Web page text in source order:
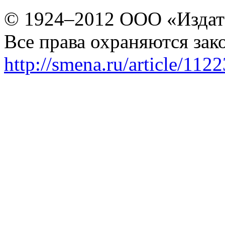
© 1924–2012 ООО
Все права охраняются
http://smena.ru/article/